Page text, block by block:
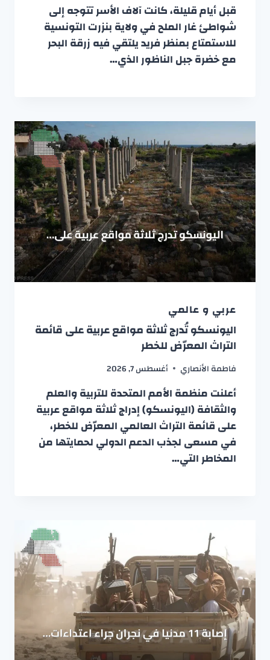
قبل أيام قليلة، كانت آلاف الأسر تتوجه إلى
شواطئ غار الملح في ولاية بنزرت التونسية
للاستمتاع بمنظر فريد يلتقي فيه زرقة البحر
مع خضرة جبل الناظور الذي…
عربي و عالمي
اليونسكو تُدرج ثلاثة مواقع عربية على قائمة
التراث المعرّض للخطر
فاطمة الأنصاري أغسطس 7, 2026
أعلنت منظمة الأمم المتحدة للتربية والعلم
والثقافة (اليونسكو) إدراج ثلاثة مواقع عربية
على قائمة التراث العالمي المعرّض للخطر،
في مسعى لجذب الدعم الدولي لحمايتها من
المخاطر التي…